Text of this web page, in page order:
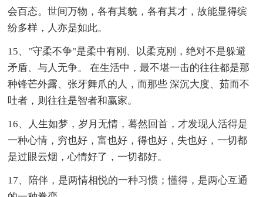
会百态。世间万物，各有其貌，各有其才，故能显得缤
纷多样，人亦是如此。
15、"守柔不争"是柔中有刚、以柔克刚，绝对不是躲避
矛盾、与人无争。 在生活中，最不堪一击的往往都是那
种锋芒外露、张牙舞爪的人，而那些 深沉大度、茹而不
吐者，则往往是智者和赢家。
16、人生如梦，岁月无情，蓦然回首，才发现人活得是
一种心情，穷也好，富也好，得也好，失也好，一切都
是过眼云烟，心情好了，一切都好。
17、陪伴，是两情相悦的一种习惯；懂得，是两心互通